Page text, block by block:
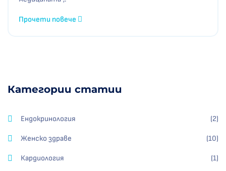
Прочети повече
Категории статии
Ендокринология (2)
Женско здраве (10)
Кардиология (1)